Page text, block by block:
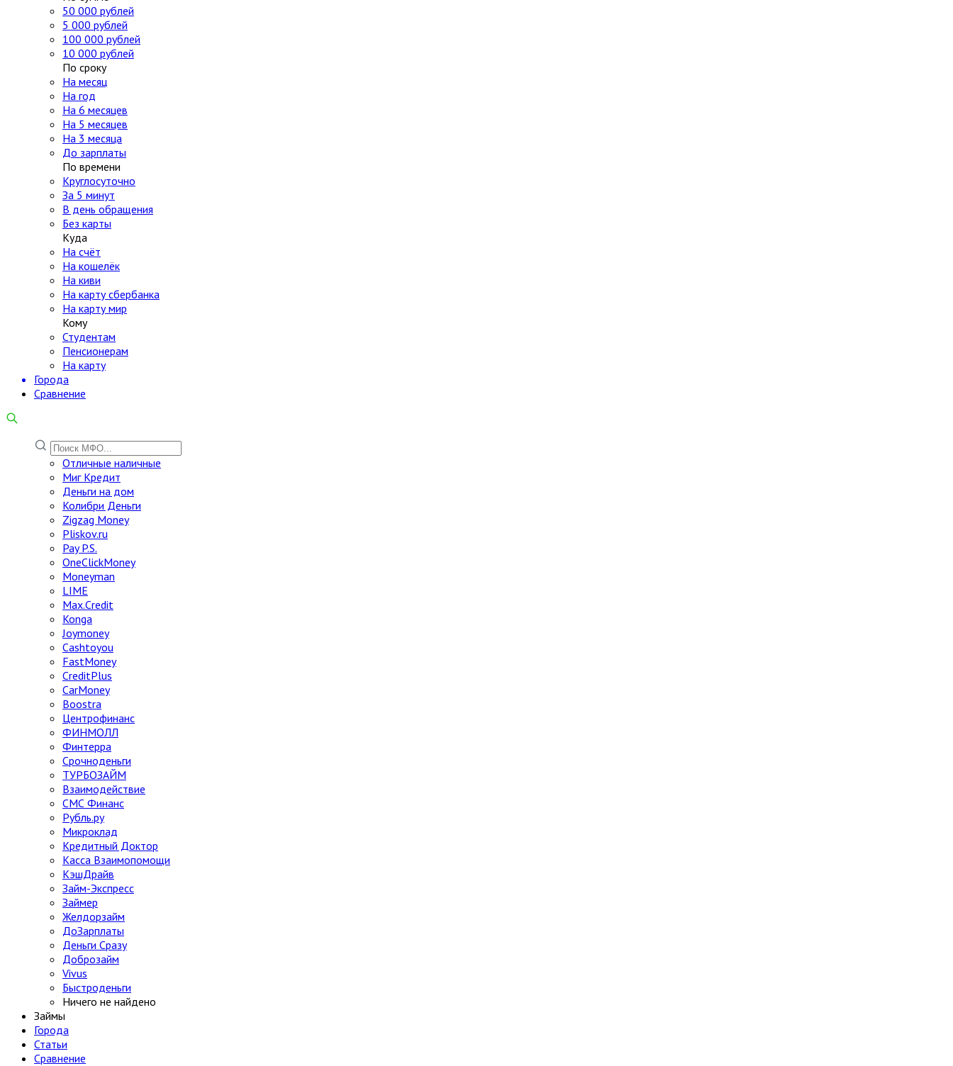
50 000 рублей
5 000 рублей
100 000 рублей
10 000 рублей
По сроку
На месяц
На год
На 6 месяцев
На 5 месяцев
На 3 месяца
До зарплаты
По времени
Круглосуточно
За 5 минут
В день обращения
Без карты
Куда
На счёт
На кошелёк
На киви
На карту сбербанка
На карту мир
Кому
Студентам
Пенсионерам
На карту
Города
Сравнение
Отличные наличные
Миг Кредит
Деньги на дом
Колибри Деньги
Zigzag Money
Pliskov.ru
Pay P.S.
OneClickMoney
Moneyman
LIME
Max.Credit
Konga
Joymoney
Cashtoyou
FastMoney
CreditPlus
CarMoney
Boostra
Центрофинанс
ФИНМОЛЛ
Финтерра
Срочноденьги
ТУРБОЗАЙМ
Взаимодействие
СМС Финанс
Рубль.ру
Микроклад
Кредитный Доктор
Касса Взаимопомощи
КэшДрайв
Займ-Экспресс
Займер
Желдорзайм
ДоЗарплаты
Деньги Сразу
Доброзайм
Vivus
Быстроденьги
Ничего не найдено
Займы
Города
Статьи
Сравнение